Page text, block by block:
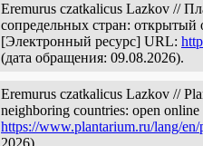
Eremurus czatkalicus Lazkov //
сопредельных стран: открытый
[Электронный ресурс] URL:
(дата обращения: 09.08.2026).
Eremurus czatkalicus Lazkov //
neighboring countries: open
https://www.plantarium.ru/lang/
2026).